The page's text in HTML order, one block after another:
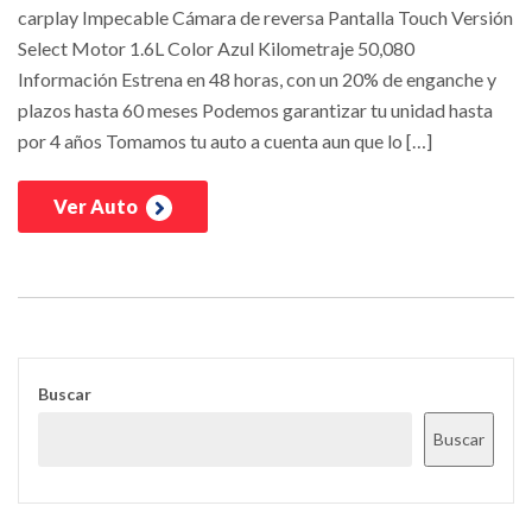
carplay Impecable Cámara de reversa Pantalla Touch Versión
Select Motor 1.6L Color Azul Kilometraje 50,080
Información Estrena en 48 horas, con un 20% de enganche y
plazos hasta 60 meses Podemos garantizar tu unidad hasta
por 4 años Tomamos tu auto a cuenta aun que lo […]
Ver Auto
Buscar
Buscar